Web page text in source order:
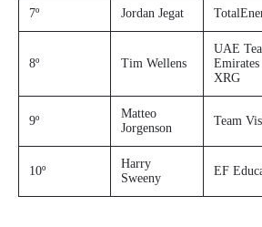
7º Jordan Jegat
8º Tim Wellens
UAE
Emirates
XRG
9º
Matteo
Jorgenson
Team
10º
Harry
Sweeny
EF